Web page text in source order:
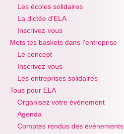
Les écoles solidaires
La dictée d'ELA
Inscrivez-vous
Mets tes baskets dans l'entreprise
Le concept
Inscrivez-vous
Les entreprises solidaires
Tous pour ELA
Organisez votre événement
Agenda
Comptes rendus des événements